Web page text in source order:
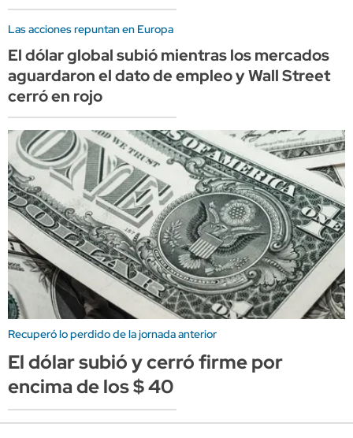
Las acciones repuntan en Europa
El dólar global subió mientras los mercados
aguardaron el dato de empleo y Wall Street
cerró en rojo
Recuperó lo perdido de la jornada anterior
El dólar subió y cerró firme por
encima de los $ 40